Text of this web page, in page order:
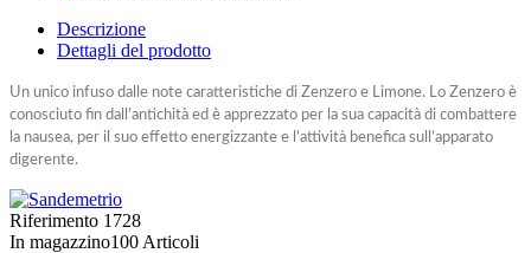
Descrizione
Dettagli del prodotto
Un unico infuso dalle note caratteristiche di Zenzero e Limone. Lo Zenzero è
conosciuto fin dall’antichità ed è apprezzato per la sua capacità di combattere
la nausea, per il suo effetto energizzante e l’attività benefica sull’apparato
digerente.
Riferimento 1728
In magazzino100 Articoli